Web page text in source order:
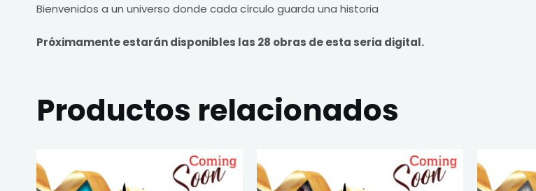
Bienvenidos a un universo donde cada círculo guarda una historia
Próximamente estarán disponibles las 28 obras de esta seria digital.
Productos relacionados